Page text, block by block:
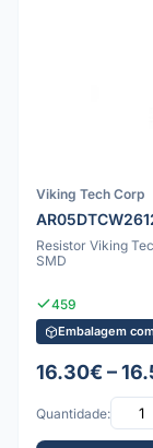
Viking Tech Corp
Resistor Viking
SMD
459
Embalagem
16.30€ –
Quantidade: